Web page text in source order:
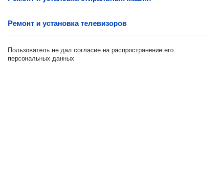
Ремонт и установка телевизоров
Пользователь не дал согласие на распространение его
персональных данных